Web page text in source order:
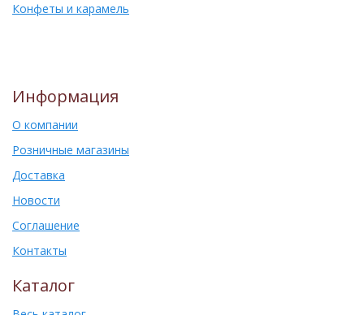
Конфеты и карамель
Информация
О компании
Розничные магазины
Доставка
Новости
Соглашение
Контакты
Каталог